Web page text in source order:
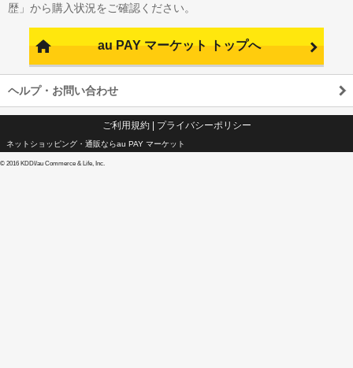
歴」から購入状況をご確認ください。
au PAY マーケット トップへ
ヘルプ・お問い合わせ
ご利用規約| プライバシーポリシー
ネットショッピング・通販ならau PAY マーケット
© 2016 KDDI/au Commerce & Life, Inc.